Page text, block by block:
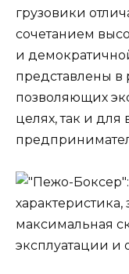
грузовики
сочетанием
и
представлены
позволяющих
целях, так и для